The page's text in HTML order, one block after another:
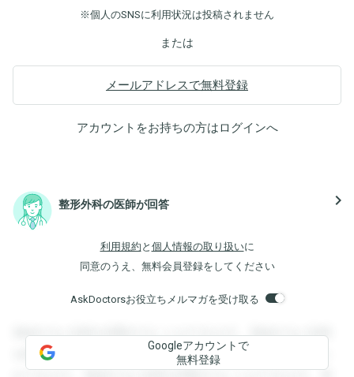
※個人のSNSに利用状況は投稿されません
または
メールアドレスで無料登録
アカウントをお持ちの方はログインへ
整形外科の医師が回答 navigate_next
利用規約 と 個人情報の取り扱いに
同意のうえ、無料会員登録をしてください
AskDoctorsお役立ちメルマガを受け取る
登録すると回答を閲覧することができます。登録すると回答
を閲覧することができます。登録すると回答を閲覧すること
Googleアカウントで
無料登録